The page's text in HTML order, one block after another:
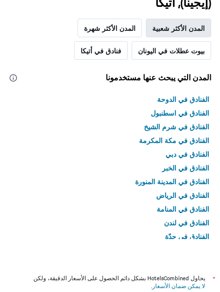
المدن الأكثر شعبية المدن الأكثر شهرة
بيوت عطلات في اليونان فنادق في أتيكا
المدن التي يبحث عنها مستخدمونا
الفنادق في الدوحة
الفنادق في اسطنبول
الفنادق في شرم الشيخ
الفنادق في مكة المكرمة
الفنادق في دبي
الفنادق في الخبر
الفنادق في المدينة المنورة
الفنادق في الرياض
الفنادق في المنامة
الفنادق في لندن
الفنادق في جدّة
*
يحاول HotelsCombined بشكل دائم الحصول على الأسعار الدقيقة، ولكن
لا يمكن ضمان الأسعار .